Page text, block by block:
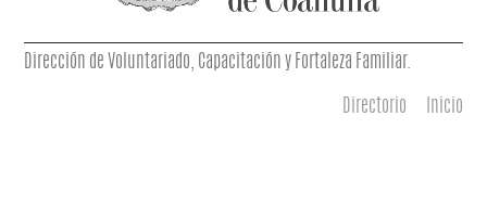
Dirección de Voluntariado, Capacitación y Fortaleza Familiar.
Directorio Inicio